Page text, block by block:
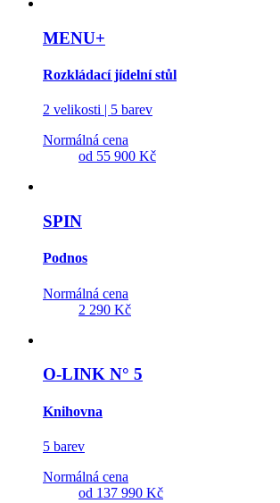
MENU+
Rozkládací jídelní stůl
2 velikosti | 5 barev
Normálná cena
od 55 900 Kč
SPIN
Podnos
Normálná cena
2 290 Kč
O-LINK N° 5
Knihovna
5 barev
Normálná cena
od 137 990 Kč